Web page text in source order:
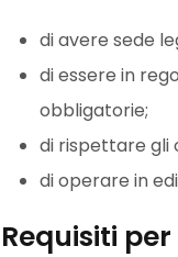
di avere sede
di essere in
obbligatorie;
di rispettare gli
di operare in
Requisiti